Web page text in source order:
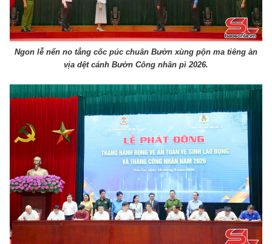
Ngon lễ nển no tẳng cốc púc chuân Bườn xùng pộn ma tiêng àn
vịa dệt cánh Bườn Công nhân pì 2026.